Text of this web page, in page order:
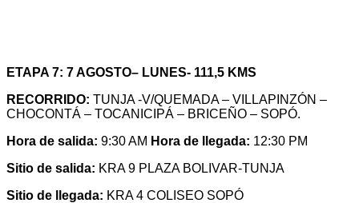
ETAPA 7: 7 AGOSTO– LUNES- 111,5 KMS
RECORRIDO: TUNJA -V/QUEMADA – VILLAPINZÓN –
CHOCONTÁ – TOCANICIPÁ – BRICEÑO – SOPÓ.
Hora de salida: 9:30 AM Hora de llegada: 12:30 PM
Sitio de salida: KRA 9 PLAZA BOLIVAR-TUNJA
Sitio de llegada: KRA 4 COLISEO SOPÓ